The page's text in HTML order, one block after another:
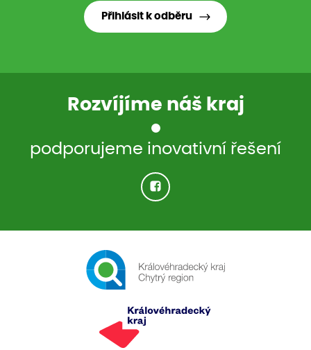
Přihlásit k odběru
Rozvíjíme náš kraj
podporujeme inovativní řešení